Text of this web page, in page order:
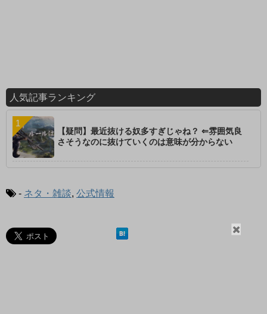
閉
人気記事ランキング
【疑問】最近抜ける奴多すぎじゃね？ ⇐雰囲気良
さそうなのに抜けていくのは意味が分からない
- ネタ・雑談, 公式情報